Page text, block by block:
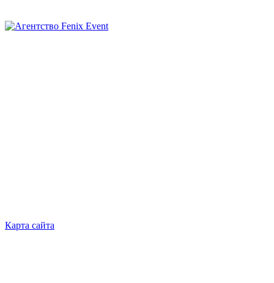
Агентство
Карта сайта